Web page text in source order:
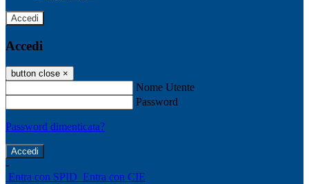
Accedi
Accedi
button close ×
Nome Utente
Password
Password dimenticata?
-
Entra con SPID Entra con CIE